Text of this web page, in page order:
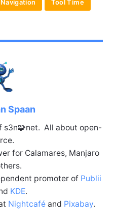
Navigation Tool Time
Spaan
s3n🧩net. All about open-
for Calamares, Manjaro
promoter of Publii
KDE.
Nightcaféand Pixabay.